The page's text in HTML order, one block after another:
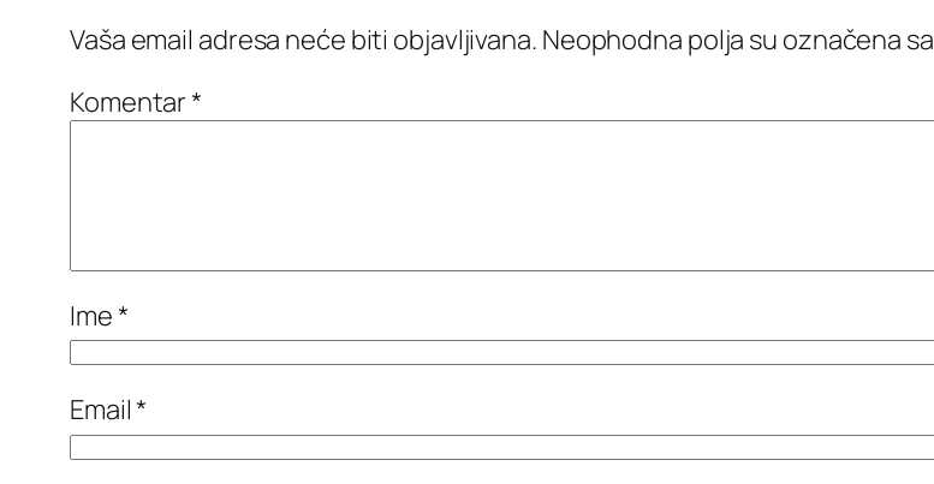
Vaša email adresa neće biti objavljivana. Neophodna polja su označena sa
Komentar*
Ime*
Email*